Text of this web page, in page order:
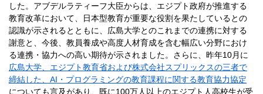
した。アブデルラティーフ大臣からは、エジプト政府が推進する
教育改革において、日本型教育が重要な役割を果たしているとの
認識が示されるとともに、広島大学とのこれまでの連携に対する
謝意と、今後、教員養成や高度人材育成を含む幅広い分野におけ
る連携・協力への高い期待が示されました。さらに、昨年10月に
広島大学、エジプト教育省および株式会社スプリックスの三者で
締結した、AI・プログラミングの教育課程に関する教育協力協定
についても言及があり、既に100万人以上のエジプト人高校生が受